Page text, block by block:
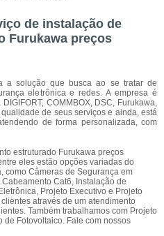
de instalação de
Furukawa preços
a solução que busca ao se tratar de
eletrônica e redes. A empresa é
COMMBOX, DSC, Furukawa,
de seus serviços e ainda, está
de forma personalizada, com
estruturado Furukawa preços
eles estão opções variadas do
como Câmeras de Segurança em
Cat6, Instalação de
Projeto Executivo e Projeto
através de um atendimento
Também trabalhamos com Projeto
de Fotovoltaico. Fale com nossos